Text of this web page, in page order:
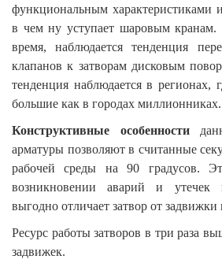
функциональным характеристиками
в чем ну уступает шаровым кранам.
время, наблюдается тенденция
клапанов к затворам дисковым
тенденция наблюдается в регионах,
большие как в городах миллионниках.
Конструктивные особенности
арматуры позволяют в считанные
рабочей среды на 90 градусов.
возникновении аварий и утечек
выгодно отличает затвор от задвижки
Ресурс работы затворов в три раза
задвижек.